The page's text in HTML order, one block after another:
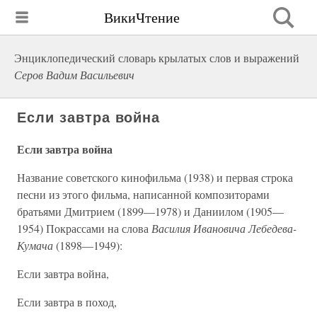
ВикиЧтение
Энциклопедический словарь крылатых слов и выражений
Серов Вадим Васильевич
Если завтра война
Если завтра война
Название советского кинофильма (1938) и первая строка
песни из этого фильма, написанной композиторами
братьями Дмитрием (1899—1978) и Даниилом (1905—
1954) Покрассами на слова Василия Ивановича Лебедева-
Кумача(1898—1949):
Если завтра война,
Если завтра в поход,